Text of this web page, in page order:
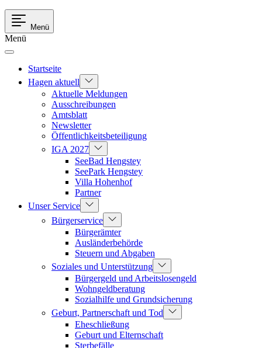
Menü
Menü
Startseite
Hagen aktuell
Aktuelle Meldungen
Ausschreibungen
Amtsblatt
Newsletter
Öffentlichkeitsbeteiligung
IGA 2027
SeeBad Hengstey
SeePark Hengstey
Villa Hohenhof
Partner
Unser Service
Bürgerservice
Bürgerämter
Ausländerbehörde
Steuern und Abgaben
Soziales und Unterstützung
Bürgergeld und Arbeitslosengeld
Wohngeldberatung
Sozialhilfe und Grundsicherung
Geburt, Partnerschaft und Tod
Eheschließung
Geburt und Elternschaft
Sterbefälle